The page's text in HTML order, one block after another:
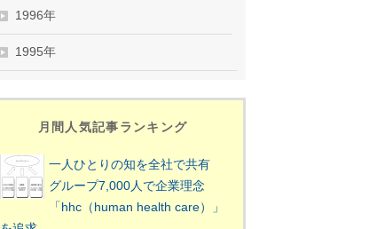
1996年
1995年
月間人気記事ランキング
一人ひとりの知を全社で共有
グループ7,000人で企業理念
「hhc（human health care）」